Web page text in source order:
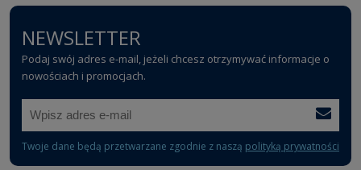
NEWSLETTER
Podaj swój adres e-mail, jeżeli chcesz otrzymywać informacje o
nowościach i promocjach.
Twoje dane będą przetwarzane zgodnie z naszą polityką prywatności